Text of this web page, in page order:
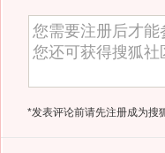
*发表评论前请先注册成为搜